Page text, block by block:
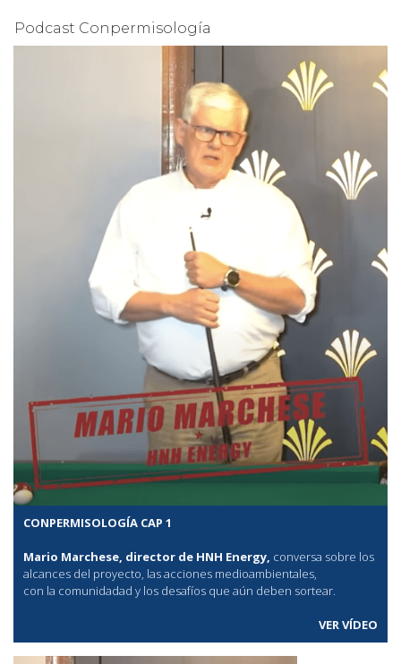
Podcast Conpermisología
CONPERMISOLOGÍA CAP 1
Mario Marchese, director de HNH Energy, conversa sobre los
alcances del proyecto, las acciones medioambientales,
con la comunidadad y los desafíos que aún deben sortear.
VER VÍDEO